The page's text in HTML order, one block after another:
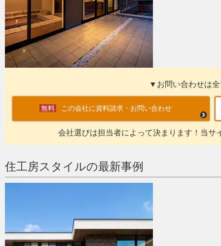
▼お問い合わせは
この会社に資料請求・お問い合わせ
会社選びは担当者によって決まります！当サ
住工房スタイルの最新事例